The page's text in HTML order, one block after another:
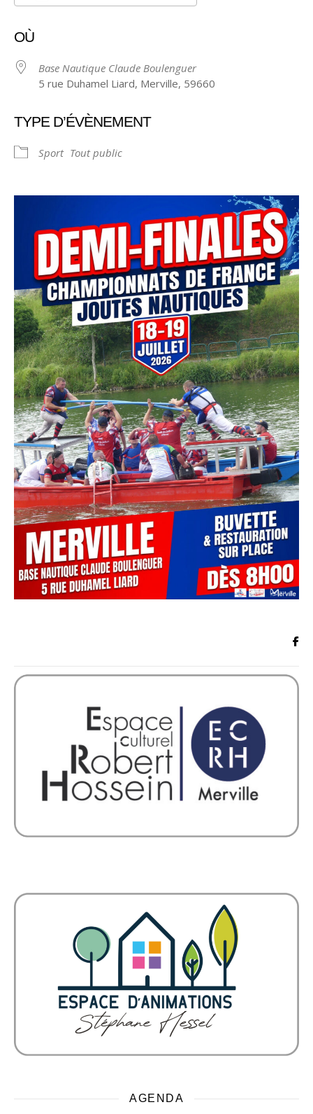
OÙ
Base Nautique Claude Boulenguer
5 rue Duhamel Liard, Merville, 59660
TYPE D’ÉVÈNEMENT
Sport Tout public
AGENDA